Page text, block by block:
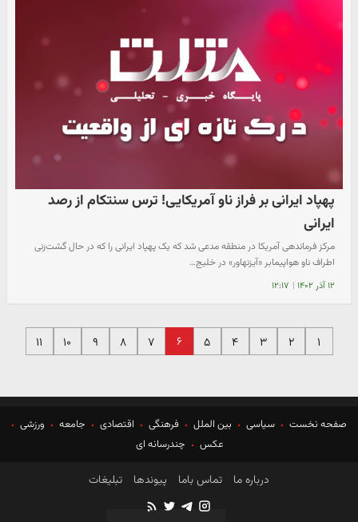
پهپاد ایرانی بر فراز ناو آمریکایی! ترس سنتکام از رصد
ایرانی
مرکز فرماندهی آمریکا در منطقه مدعی شد که یک پهپاد ایرانی را که در حال گشت‌زنی
اطراف ناو هواپیمابر «آیزنهاور» در خلیج…
۱۲ آذر ۱۴۰۲ | ۱۲:۱۷
۱ ۲ ۳ ۴ ۵ ۶ ۷ ۸ ۹ ۱۰ ۱۱
صفحه نخست سیاسی بین الملل فرهنگی اقتصادی جامعه
ورزشی
عکس
چندرسانه ای
درباره ما تماس باما پیوندها تبلیغات